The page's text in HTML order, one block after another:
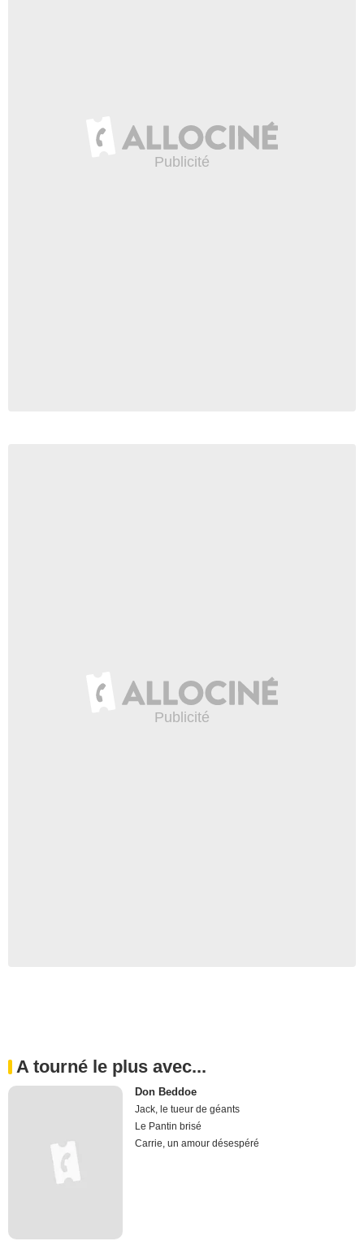
A tourné le plus avec...
Don Beddoe
Jack, le tueur de géants
Le Pantin brisé
Carrie, un amour désespéré